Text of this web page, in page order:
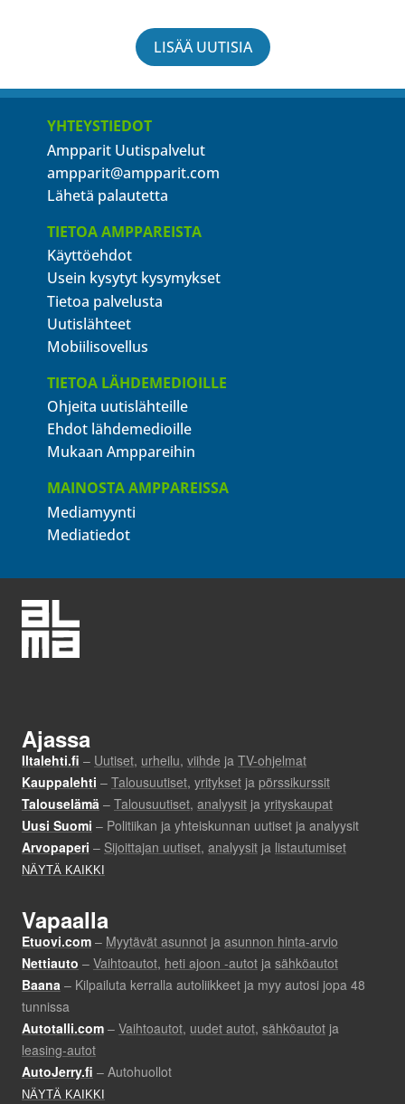
LISÄÄ UUTISIA
YHTEYSTIEDOT
Ampparit Uutispalvelut
ampparit@ampparit.com
Lähetä palautetta
TIETOA AMPPAREISTA
Käyttöehdot
Usein kysytyt kysymykset
Tietoa palvelusta
Uutislähteet
Mobiilisovellus
TIETOA LÄHDEMEDIOILLE
Ohjeita uutislähteille
Ehdot lähdemedioille
Mukaan Amppareihin
MAINOSTA AMPPAREISSA
Mediamyynti
Mediatiedot